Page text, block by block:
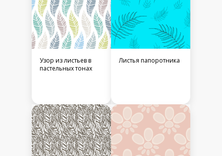
Узор из листьев в
пастельных тонах
Листья папоротника